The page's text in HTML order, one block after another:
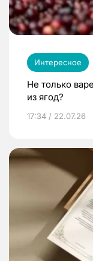
Интересное
Не только
из ягод?
17:34 / 22.07.26